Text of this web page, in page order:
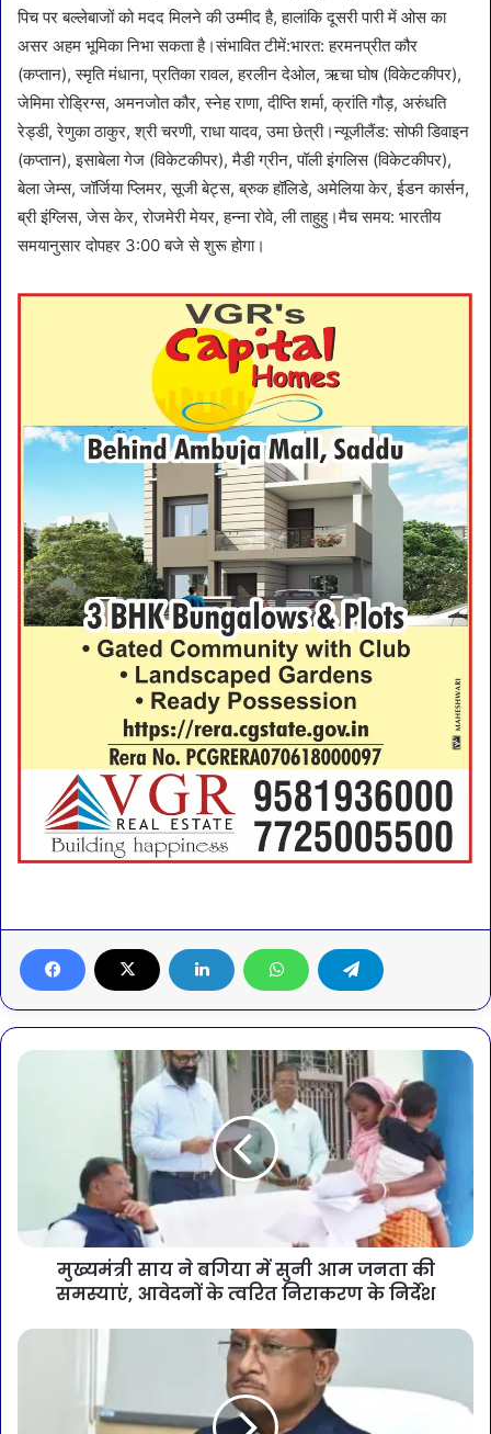
पिच पर बल्लेबाजों को मदद मिलने की उम्मीद है, हालांकि दूसरी पारी में ओस का
असर अहम भूमिका निभा सकता है।संभावित टीमें:भारत: हरमनप्रीत कौर
(कप्तान), स्मृति मंधाना, प्रतिका रावल, हरलीन देओल, ऋचा घोष (विकेटकीपर),
जेमिमा रोड्रिग्स, अमनजोत कौर, स्नेह राणा, दीप्ति शर्मा, क्रांति गौड़, अरुंधति
रेड्डी, रेणुका ठाकुर, श्री चरणी, राधा यादव, उमा छेत्री।न्यूजीलैंड: सोफी डिवाइन
(कप्तान), इसाबेला गेज (विकेटकीपर), मैडी ग्रीन, पॉली इंगलिस (विकेटकीपर),
बेला जेम्स, जॉर्जिया प्लिमर, सूजी बेट्स, ब्रुक हॉलिडे, अमेलिया केर, ईडन कार्सन,
ब्री इंग्लिस, जेस केर, रोजमेरी मेयर, हन्ना रोवे, ली ताहुहु।मैच समय: भारतीय
समयानुसार दोपहर 3:00 बजे से शुरू होगा।
मुख्यमंत्री साय ने बगिया में सुनी आम जनता की
समस्याएं, आवेदनों के त्वरित निराकरण के निर्देश